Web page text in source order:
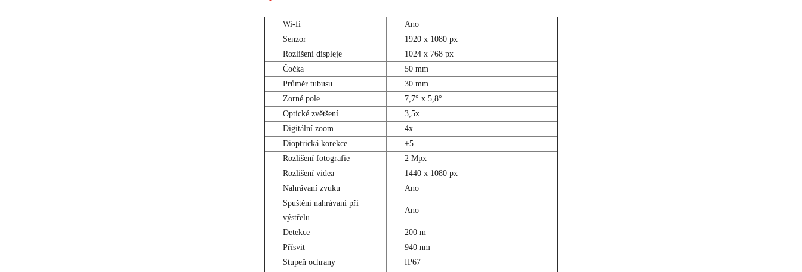
Wi-fi
Ano
Senzor
1920 x 1080 px
Rozlišení displeje
1024 x 768 px
Čočka
50 mm
Průměr tubusu
30 mm
Zorné pole
7,7° x 5,8°
Optické zvětšení
3,5x
Digitální zoom
4x
Dioptrická korekce
±5
Rozlišení fotografie
2 Mpx
Rozlišení videa
1440 x 1080 px
Nahrávaní zvuku
Ano
Spuštění nahrávaní při
výstřelu
Ano
Detekce
200 m
Přísvit
940 nm
Stupeň ochrany
IP67